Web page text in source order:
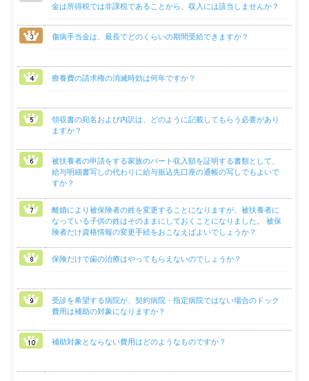
書
一
あ
る
問
合
案
金は所得税では非課税であることから、収入には該当しませんか？
傷病手当金は、最長でどのくらいの期間受給できますか？
療養費の請求権の消滅時効は何年ですか？
領収書の宛名および内訳は、どのように記載してもらう必要があり
ますか？
被扶養者の申請をする家族のパート収入額を証明する書類として、
給与明細書写しの代わりに給与振込先口座の通帳の写しでもよいで
すか？
離婚により被保険者の姓を変更することになりますが、被扶養者に
なっている子供の姓はそのままにしておくことになりました。 被保
険者だけ資格情報の変更手続をおこなえばよいでしょうか？
保険だけで歯の治療はやってもらえないのでしょうか？
受診を希望する病院が、契約病院・指定病院ではない場合のドック
費用は補助の対象になりますか？
補助対象とならない費用はどのようなものですか？